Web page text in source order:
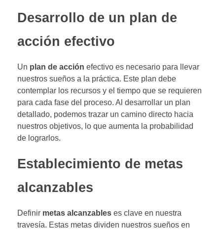
Desarrollo de un plan de
acción efectivo
Un plan de acción efectivo es necesario para llevar
nuestros sueños a la práctica. Este plan debe
contemplar los recursos y el tiempo que se requieren
para cada fase del proceso. Al desarrollar un plan
detallado, podemos trazar un camino directo hacia
nuestros objetivos, lo que aumenta la probabilidad
de lograrlos.
Establecimiento de metas
alcanzables
Definir metas alcanzables es clave en nuestra
travesía. Estas metas dividen nuestros sueños en